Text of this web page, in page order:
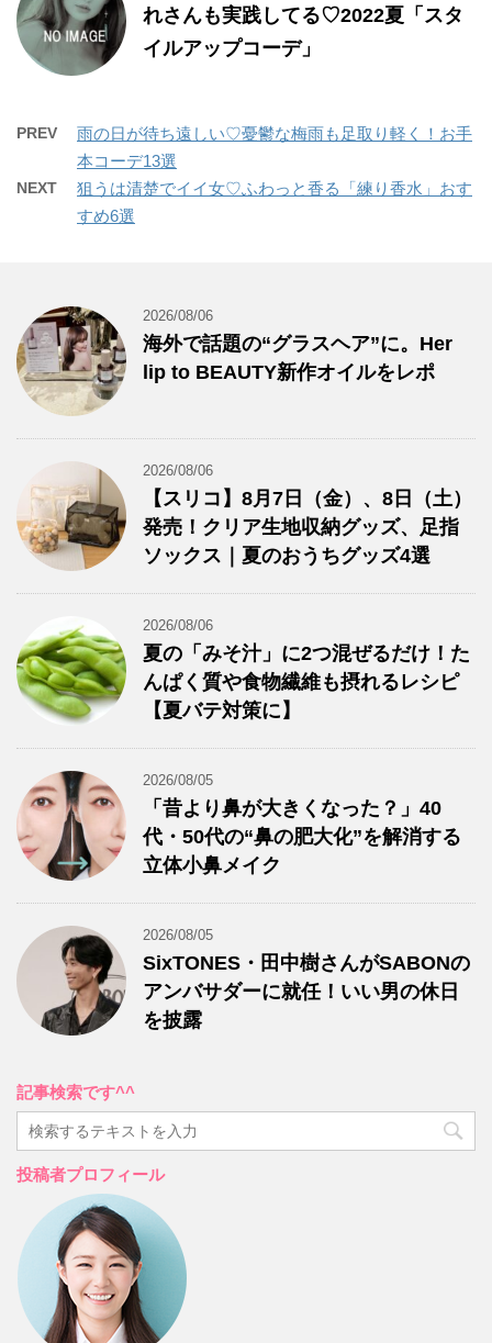
れさんも実践してる♡2022夏「スタ
イルアップコーデ」
PREV
雨の日が待ち遠しい♡憂鬱な梅雨も足取り軽く！お手
本コーデ13選
NEXT
狙うは清楚でイイ女♡ふわっと香る「練り香水」おす
すめ6選
2026/08/06
海外で話題の“グラスヘア”に。Her
lip to BEAUTY新作オイルをレポ
2026/08/06
【スリコ】8月7日（金）、8日（土）
発売！クリア生地収納グッズ、足指
ソックス｜夏のおうちグッズ4選
2026/08/06
夏の「みそ汁」に2つ混ぜるだけ！た
んぱく質や食物繊維も摂れるレシピ
【夏バテ対策に】
2026/08/05
「昔より鼻が大きくなった？」40
代・50代の“鼻の肥大化”を解消する
立体小鼻メイク
2026/08/05
SixTONES・田中樹さんがSABONの
アンバサダーに就任！いい男の休日
を披露
記事検索です^^
投稿者プロフィール